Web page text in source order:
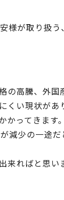
が取り扱
高騰、外
い現状があ
ってきま
減少の一途
ればと思い